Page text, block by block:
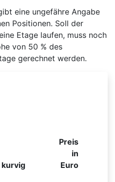
eine ungefähre Angabe
Positionen. Soll der
Etage laufen, muss noch
von 50 % des
gerechnet werden.
Preis
in
Euro